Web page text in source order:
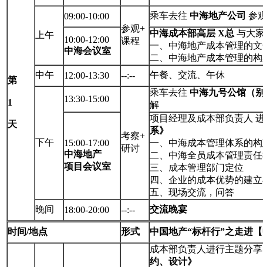
第
1
天
上午
09:00-10:00
参观+
课程
乘车去往 中海地产公司 参
10:00-12:00
中海会议室
中海成本部高层 X总 与大
一、中海地产成本管理的
二、中海地产成本管理的
中午
12:00-13:30 --:-- 午餐、交流、午休
下午
13:30-15:00
考察+
研讨
乘车去往 中海九号公馆（
解
15:00-17:00
中海地产
项目会议室
项目经理及成本部负责人
系》
一、中海成本管理体系的
二、中海全员成本管理责
三、成本管理部门定位
四、企业的成本优势的建
五、现场交流，问答
晚间
18:00-20:00 --:-- 交流晚宴
时间/地点 形式 中国地产“标杆行”之走进
成本部负责人进行主题分享
约、设计》